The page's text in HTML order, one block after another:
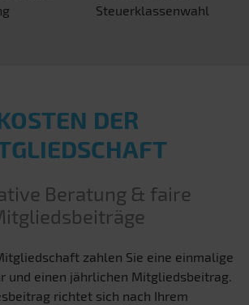
Steuerklassenwahl
DER
Beratung & faire
zahlen Sie eine einmalige
und einen jährlichen Mitgliedsbeitrag.
richtet sich nach Ihrem